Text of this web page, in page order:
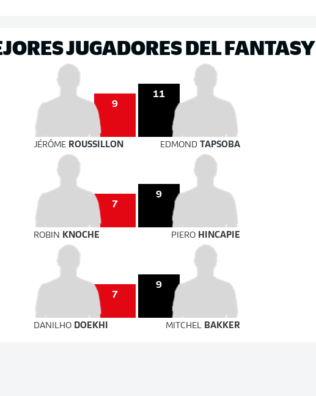
JUGADORES DEL FANTASY
9
11
JÉRÔME ROUSSILLON EDMOND TAPSOBA
7
9
ROBIN KNOCHE PIERO HINCAPIE
7
9
DANILHO DOEKHI MITCHEL BAKKER